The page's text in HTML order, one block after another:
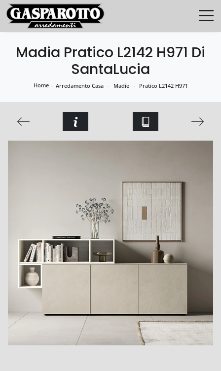
Madia Pratico L2142 H971 Di
SantaLucia
Home - Arredamento Casa - Madie - Pratico L2142 H971